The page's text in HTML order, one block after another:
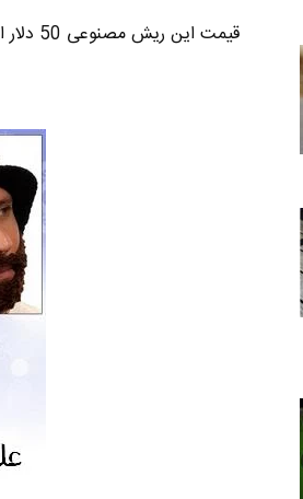
قیمت این ریش مصنوعی 50 دلار است ( واقعا گرونه ) .